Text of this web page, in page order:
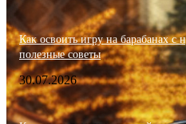
Как освоить игру на барабанах
полезные советы
30.07.2026